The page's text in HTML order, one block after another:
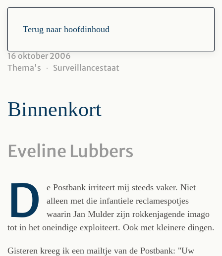
Terug naar hoofdinhoud
16 oktober 2006
Thema's
Surveillancestaat
Binnenkort
Eveline Lubbers
D
e Postbank irriteert mij steeds vaker. Niet
alleen met die infantiele reclamespotjes
waarin Jan Mulder zijn rokkenjagende imago
tot in het oneindige exploiteert. Ook met kleinere dingen.
Gisteren kreeg ik een mailtje van de Postbank: "Uw